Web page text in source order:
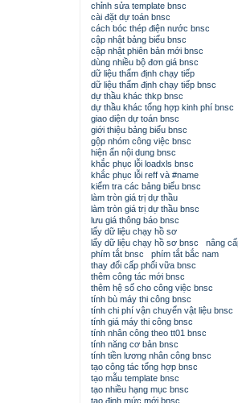
chỉnh sửa template bnsc
cài đặt dự toán bnsc
cách bóc thép điện nước bnsc
cập nhật bảng biểu bnsc
cập nhật phiên bản mới bnsc
dùng nhiều bộ đơn giá bnsc
dữ liệu thẩm định chạy tiếp
dữ liệu thẩm định chạy tiếp bnsc
dự thầu khác thkp bnsc
dự thầu khác tổng hợp kinh phí bnsc
giao diện dự toán bnsc
giới thiệu bảng biểu bnsc
gộp nhóm công việc bnsc
hiện ẩn nội dung bnsc
khắc phục lỗi loadxls bnsc
khắc phục lỗi reff và #name
kiểm tra các bảng biểu bnsc
làm tròn giá trị dự thầu
làm tròn giá trị dự thầu bnsc
lưu giá thông báo bnsc
lấy dữ liệu chạy hồ sơ
lấy dữ liệu chạy hồ sơ bnsc
nâng
phím tắt bnsc
phím tắt bắc nam
thay đổi cấp phối vữa bnsc
thêm công tác mới bnsc
thêm hệ số cho công việc bnsc
tính bù máy thi công bnsc
tính chi phí vận chuyển vật liệu bnsc
tính giá máy thi công bnsc
tính nhân công theo tt01 bnsc
tính năng cơ bản bnsc
tính tiền lương nhân công bnsc
tạo công tác tổng hợp bnsc
tạo mẫu template bnsc
tạo nhiều hạng mục bnsc
tạo định mức mới bnsc